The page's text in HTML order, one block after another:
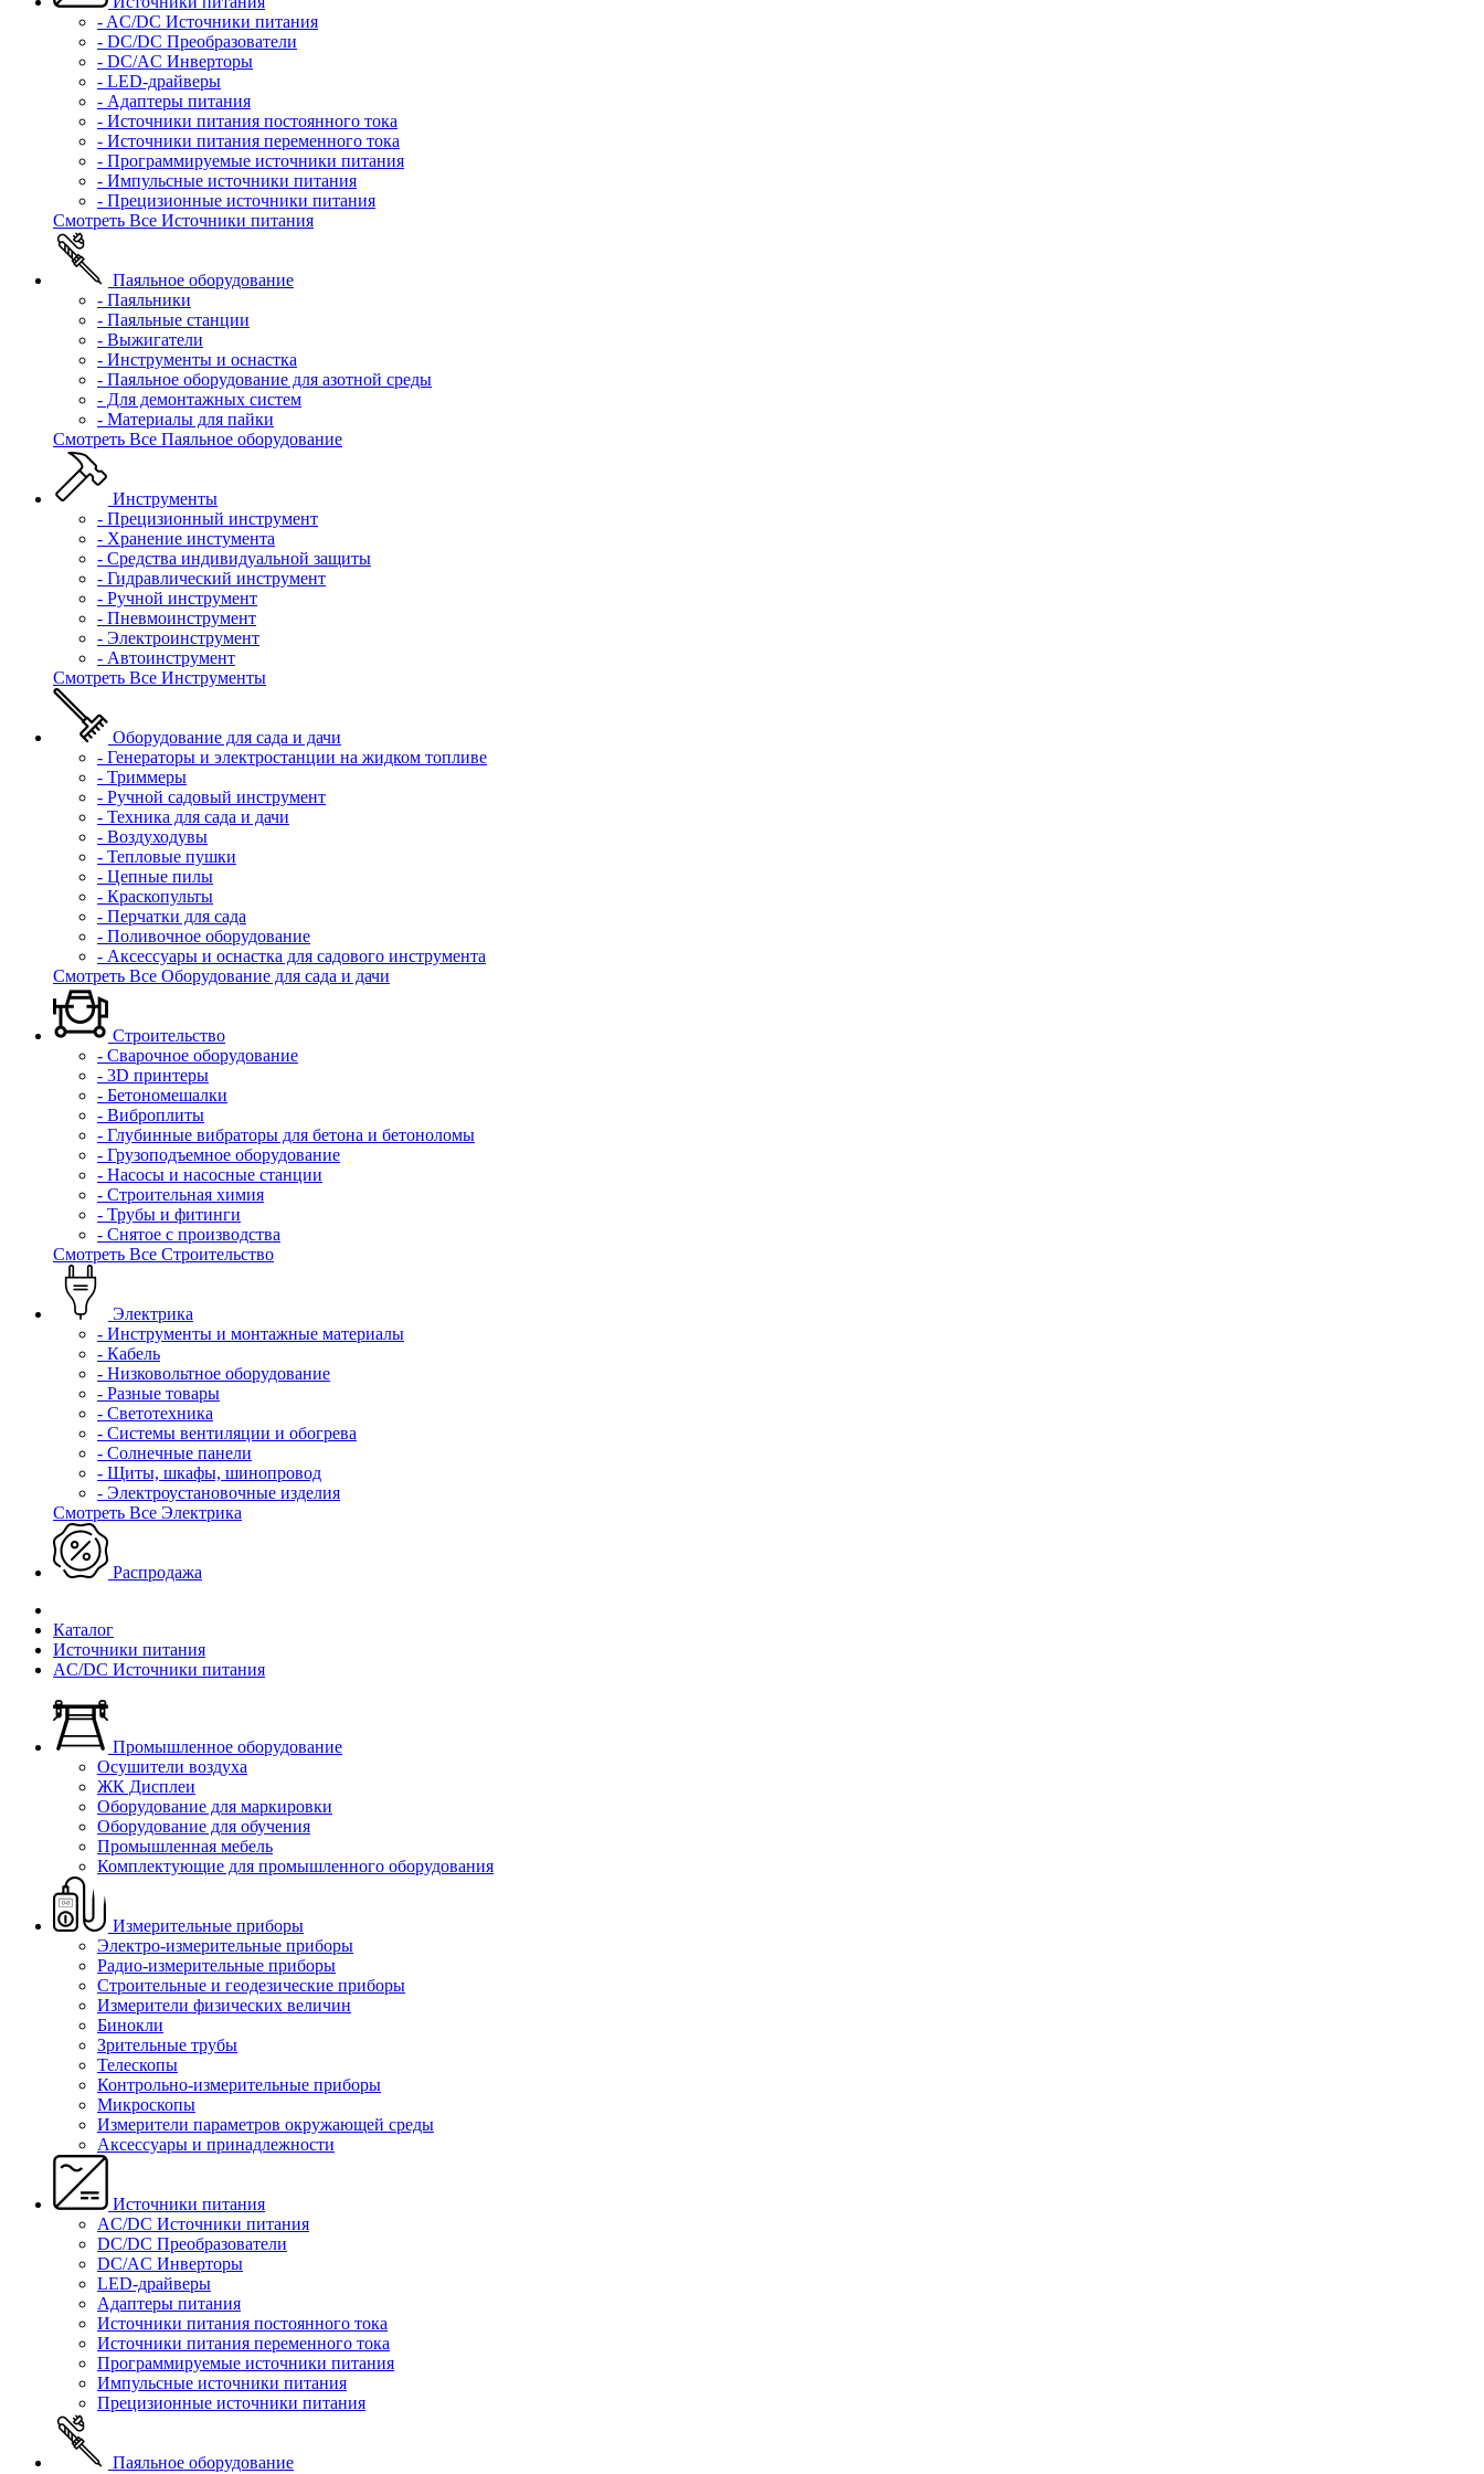
- AC/DC Источники питания
- DC/DC Преобразователи
- DC/AC Инверторы
- LED-драйверы
- Адаптеры питания
- Источники питания постоянного тока
- Источники питания переменного тока
- Программируемые источники питания
- Импульсные источники питания
- Прецизионные источники питания
Смотреть Все Источники питания
Паяльное оборудование
- Паяльники
- Паяльные станции
- Выжигатели
- Инструменты и оснастка
- Паяльное оборудование для азотной среды
- Для демонтажных систем
- Материалы для пайки
Смотреть Все Паяльное оборудование
Инструменты
- Прецизионный инструмент
- Хранение инстумента
- Средства индивидуальной защиты
- Гидравлический инструмент
- Ручной инструмент
- Пневмоинструмент
- Электроинструмент
- Автоинструмент
Смотреть Все Инструменты
Оборудование для сада и дачи
- Генераторы и электростанции на жидком топливе
- Триммеры
- Ручной садовый инструмент
- Техника для сада и дачи
- Воздуходувы
- Тепловые пушки
- Цепные пилы
- Краскопульты
- Перчатки для сада
- Поливочное оборудование
- Аксессуары и оснастка для садового инструмента
Смотреть Все Оборудование для сада и дачи
Строительство
- Сварочное оборудование
- 3D принтеры
- Бетономешалки
- Виброплиты
- Глубинные вибраторы для бетона и бетоноломы
- Грузоподъемное оборудование
- Насосы и насосные станции
- Строительная химия
- Трубы и фитинги
- Снятое с производства
Смотреть Все Строительство
Электрика
- Инструменты и монтажные материалы
- Кабель
- Низковольтное оборудование
- Разные товары
- Светотехника
- Системы вентиляции и обогрева
- Солнечные панели
- Щиты, шкафы, шинопровод
- Электроустановочные изделия
Смотреть Все Электрика
Распродажа
Каталог
Источники питания
AC/DC Источники питания
Промышленное оборудование
Осушители воздуха
ЖК Дисплеи
Оборудование для маркировки
Оборудование для обучения
Промышленная мебель
Комплектующие для промышленного оборудования
Измерительные приборы
Электро-измерительные приборы
Радио-измерительные приборы
Строительные и геодезические приборы
Измерители физических величин
Бинокли
Зрительные трубы
Телескопы
Контрольно-измерительные приборы
Микроскопы
Измерители параметров окружающей среды
Аксессуары и принадлежности
Источники питания
AC/DC Источники питания
DC/DC Преобразователи
DC/AC Инверторы
LED-драйверы
Адаптеры питания
Источники питания постоянного тока
Источники питания переменного тока
Программируемые источники питания
Импульсные источники питания
Прецизионные источники питания
Паяльное оборудование